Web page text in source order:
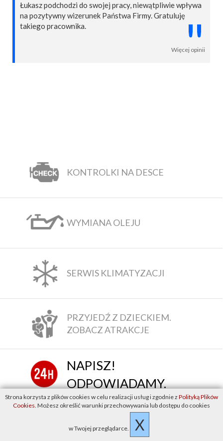
Łukasz podchodzi do swojej pracy, niewątpliwie wpływa
na pozytywny wizerunek Państwa Firmy. Gratuluję
takiego pracownika.
"
Więcej opinii
KONTROLKI NA DESCE
WYMIANA OLEJU
SERWIS KLIMATYZACJI
PRZYJEDŹ Z DZIECKIEM.
ZOBACZ ATRAKCJE
NAPISZ!
ODPOWIADAMY.
WARSZAWA
22 716-30-20
Strona korzysta z plików cookies w celu realizacji usług i zgodnie z Polityką Plików
Cookies. Możesz określić warunki przechowywania lub dostępu do cookies
w Twojej przeglądarce. X